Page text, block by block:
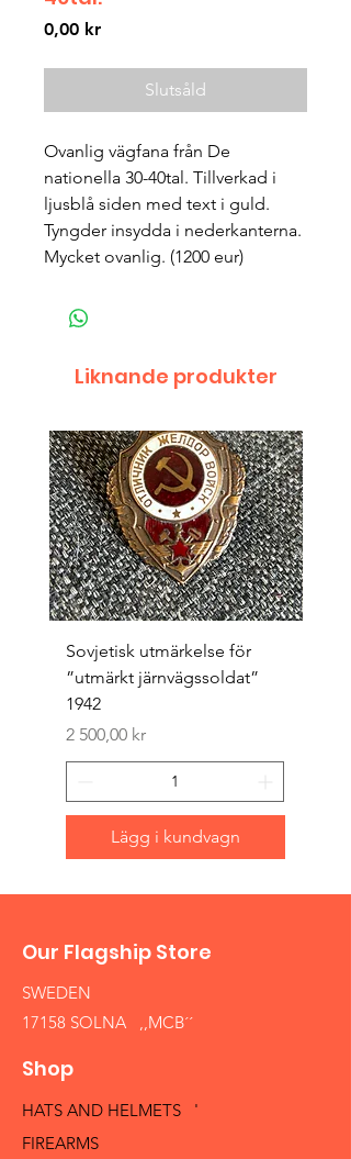
0,00 krPris
Slutsåld
Ovanlig vägfana från De
nationella 30-40tal. Tillverkad i
ljusblå siden med text i guld.
Tyngder insydda i nederkanterna.
Mycket ovanlig. (1200 eur)
Liknande produkter
Sovjetisk utmärkelse för
”utmärkt järnvägssoldat”
1942
Pris
2 500,00 kr
Lägg i kundvagn
Our Flagship Store
SWEDEN
17158 SOLNA ,,MCB´´
Shop
HATS AND HELMETS '
FIREARMS